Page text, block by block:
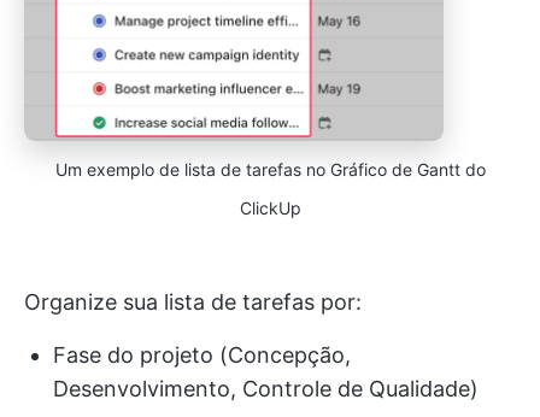
Um exemplo de lista de tarefas no Gráfico de Gantt do
ClickUp
Organize sua lista de tarefas por:
Fase do projeto (Concepção,
Desenvolvimento, Controle de Qualidade)